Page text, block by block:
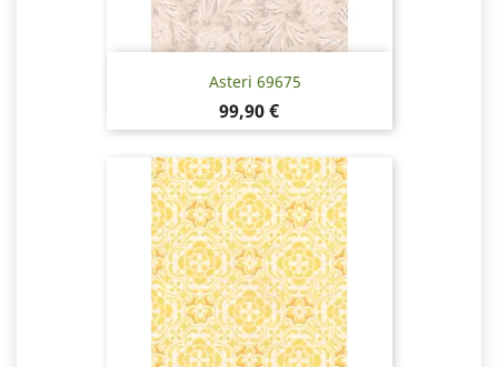
Asteri 69675
Pris
99,90 €